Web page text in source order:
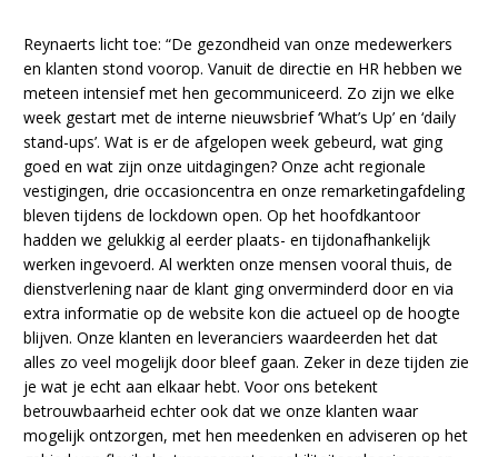
Reynaerts licht toe: “De gezondheid van onze medewerkers
en klanten stond voorop. Vanuit de directie en HR hebben we
meteen intensief met hen gecommuniceerd. Zo zijn we elke
week gestart met de interne nieuwsbrief ‘What’s Up’ en ‘daily
stand-ups’. Wat is er de afgelopen week gebeurd, wat ging
goed en wat zijn onze uitdagingen? Onze acht regionale
vestigingen, drie occasioncentra en onze remarketingafdeling
bleven tijdens de lockdown open. Op het hoofdkantoor
hadden we gelukkig al eerder plaats- en tijdonafhankelijk
werken ingevoerd. Al werkten onze mensen vooral thuis, de
dienstverlening naar de klant ging onverminderd door en via
extra informatie op de website kon die actueel op de hoogte
blijven. Onze klanten en leveranciers waardeerden het dat
alles zo veel mogelijk door bleef gaan. Zeker in deze tijden zie
je wat je echt aan elkaar hebt. Voor ons betekent
betrouwbaarheid echter ook dat we onze klanten waar
mogelijk ontzorgen, met hen meedenken en adviseren op het